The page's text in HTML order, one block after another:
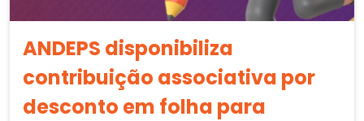
ANDEPS disponibiliza
contribuição associativa por
desconto em folha para